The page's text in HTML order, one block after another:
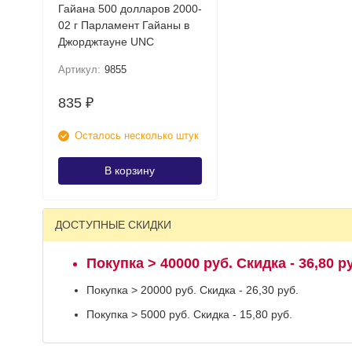
Гайана 500 долларов 2000-
02 г Парламент Гайаны в
Джорджтауне UNC
Артикул: 9855
835 ₽
Осталось несколько штук
В корзину
ДОСТУПНЫЕ СКИДКИ
Покупка > 40000 руб. Скидка - 36,80
Покупка > 20000 руб. Скидка - 26,30 руб.
Покупка > 5000 руб. Скидка - 15,80 руб.